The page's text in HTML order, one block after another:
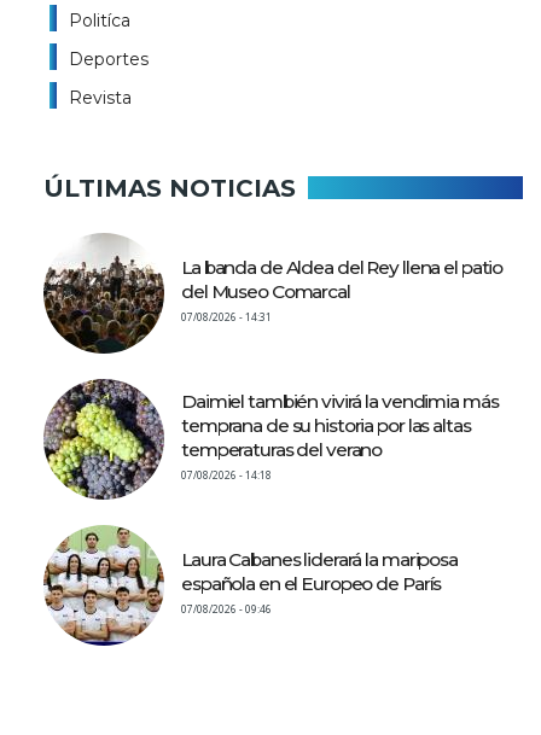
Politíca
Deportes
Revista
ÚLTIMAS NOTICIAS
La banda de Aldea del Rey llena el patio
del Museo Comarcal
07/08/2026 - 14:31
Daimiel también vivirá la vendimia más
temprana de su historia por las altas
temperaturas del verano
07/08/2026 - 14:18
Laura Cabanes liderará la mariposa
española en el Europeo de París
07/08/2026 - 09:46